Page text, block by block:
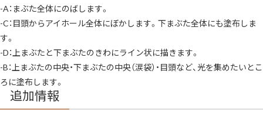
径
パ
ー
ル
密
着
美
容
成
合
-A：まぶた全体にのばします。
-C：目頭からアイホール全体にぼかします。下まぶた全体にも塗布しま
す。
-D：上まぶたと下まぶたのきわにライン状に描きます。
-B：上まぶたの中央・下まぶたの中央（涙袋）・目頭など、光を集めたいとこ
ろに塗布します。
追加情報